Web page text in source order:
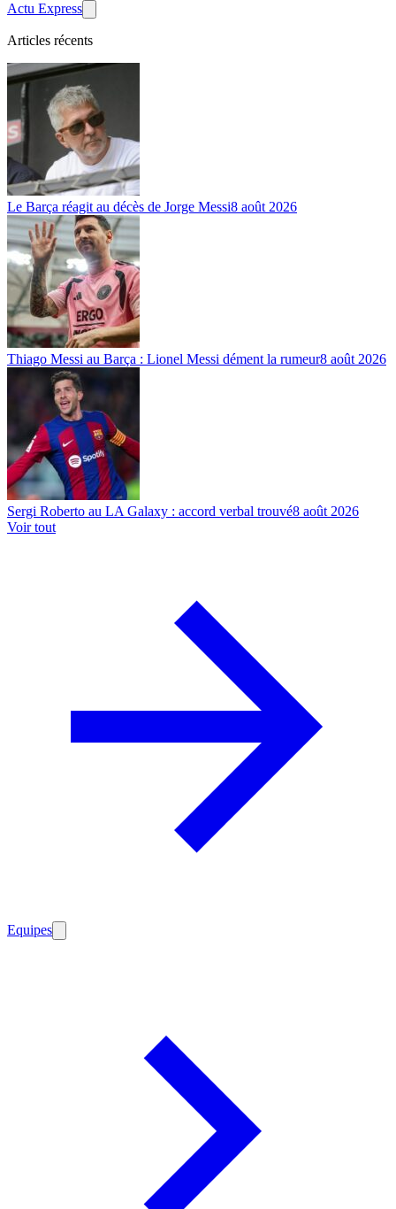
Actu Express
Articles récents
Le Barça réagit au décès de Jorge Messi8 août 2026
Thiago Messi au Barça : Lionel Messi dément la rumeur8 août 2026
Sergi Roberto au LA Galaxy : accord verbal trouvé8 août 2026
Voir tout
Equipes